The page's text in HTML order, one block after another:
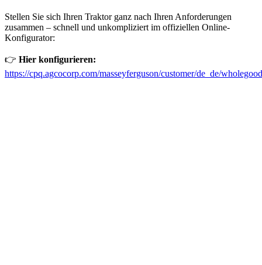
Stellen Sie sich Ihren Traktor ganz nach Ihren Anforderungen
zusammen – schnell und unkompliziert im offiziellen Online-
Konfigurator:
👉 Hier konfigurieren:
https://cpq.agcocorp.com/masseyferguson/customer/de_de/